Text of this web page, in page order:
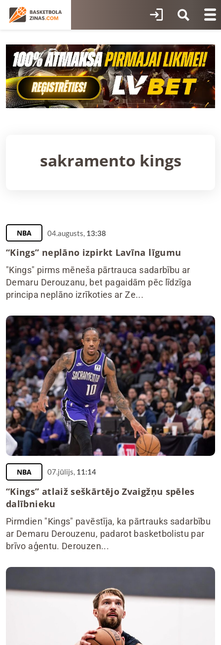
sakramento kings
NBA 04.augusts, 13:38
“Kings” neplāno izpirkt Lavīna līgumu
"Kings" pirms mēneša pārtrauca sadarbību ar
Demaru Derouzanu, bet pagaidām pēc līdzīga
principa neplāno izrīkoties ar Ze...
NBA 07.jūlijs, 11:14
“Kings” atlaiž seškārtējo Zvaigžņu spēles
dalībnieku
Pirmdien "Kings" pavēstīja, ka pārtrauks sadarbību
ar Demaru Derouzenu, padarot basketbolistu par
brīvo aģentu. Derouzen...